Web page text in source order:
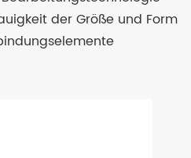
der Größe und Form